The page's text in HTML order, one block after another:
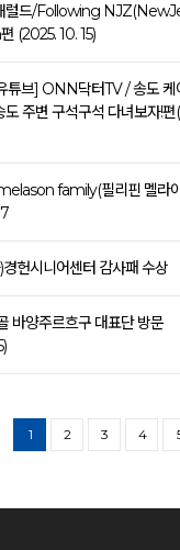
럴드/Following
(2025. 10. 15)
튜브] ONN닥터TV / 송도 케
도 주변 구석구석 다녀보자!
family(필리핀 멜라
헌시니어센터 감사패 수상
바양주르흐구 대표단 방문
1 2 3 4